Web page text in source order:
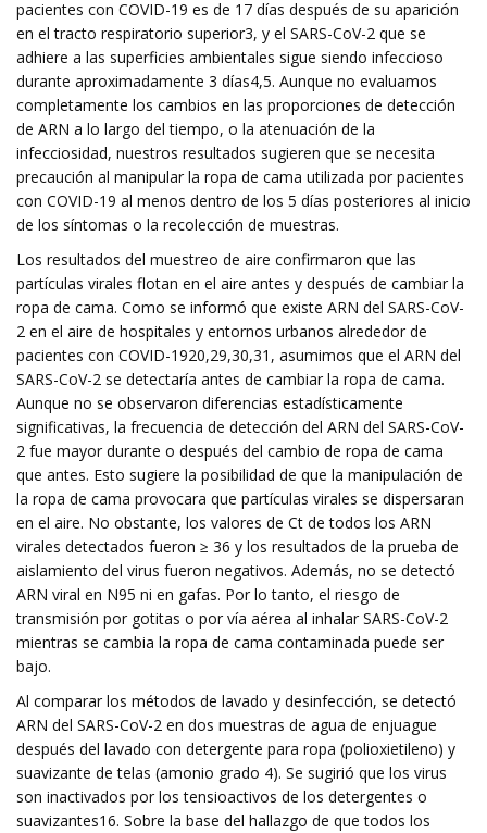
pacientes con COVID-19 es de 17 días después de su aparición
en el tracto respiratorio superior3, y el SARS-CoV-2 que se
adhiere a las superficies ambientales sigue siendo infeccioso
durante aproximadamente 3 días4,5. Aunque no evaluamos
completamente los cambios en las proporciones de detección
de ARN a lo largo del tiempo, o la atenuación de la
infecciosidad, nuestros resultados sugieren que se necesita
precaución al manipular la ropa de cama utilizada por pacientes
con COVID-19 al menos dentro de los 5 días posteriores al inicio
de los síntomas o la recolección de muestras.
Los resultados del muestreo de aire confirmaron que las
partículas virales flotan en el aire antes y después de cambiar la
ropa de cama. Como se informó que existe ARN del SARS-CoV-
2 en el aire de hospitales y entornos urbanos alrededor de
pacientes con COVID-1920,29,30,31, asumimos que el ARN del
SARS-CoV-2 se detectaría antes de cambiar la ropa de cama.
Aunque no se observaron diferencias estadísticamente
significativas, la frecuencia de detección del ARN del SARS-CoV-
2 fue mayor durante o después del cambio de ropa de cama
que antes. Esto sugiere la posibilidad de que la manipulación de
la ropa de cama provocara que partículas virales se dispersaran
en el aire. No obstante, los valores de Ct de todos los ARN
virales detectados fueron ≥ 36 y los resultados de la prueba de
aislamiento del virus fueron negativos. Además, no se detectó
ARN viral en N95 ni en gafas. Por lo tanto, el riesgo de
transmisión por gotitas o por vía aérea al inhalar SARS-CoV-2
mientras se cambia la ropa de cama contaminada puede ser
bajo.
Al comparar los métodos de lavado y desinfección, se detectó
ARN del SARS-CoV-2 en dos muestras de agua de enjuague
después del lavado con detergente para ropa (polioxietileno) y
suavizante de telas (amonio grado 4). Se sugirió que los virus
son inactivados por los tensioactivos de los detergentes o
suavizantes16. Sobre la base del hallazgo de que todos los